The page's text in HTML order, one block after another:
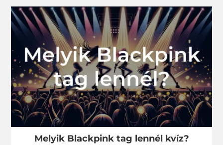
Melyik Blackpink tag lennél kvíz?